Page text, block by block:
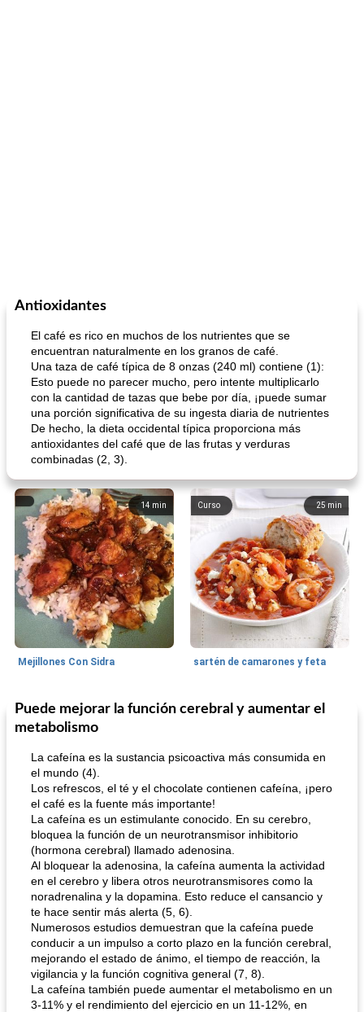
Antioxidantes
El café es rico en muchos de los nutrientes que se
encuentran naturalmente en los granos de café.
Una taza de café típica de 8 onzas (240 ml) contiene (1):
Esto puede no parecer mucho, pero intente multiplicarlo
con la cantidad de tazas que bebe por día, ¡puede sumar
una porción significativa de su ingesta diaria de nutrientes
De hecho, la dieta occidental típica proporciona más
antioxidantes del café que de las frutas y verduras
combinadas (2, 3).
14 min
Mejillones Con Sidra
25 min
Curso
sartén de camarones y feta
80min
Sopas, Guisos Y Chili
sopa de lentejas negras del chef john
25
Bollos
Puede mejorar la función cerebral y aumentar el
metabolismo
La cafeína es la sustancia psicoactiva más consumida en
el mundo (4).
Los refrescos, el té y el chocolate contienen cafeína, ¡pero
el café es la fuente más importante!
La cafeína es un estimulante conocido. En su cerebro,
bloquea la función de un neurotransmisor inhibitorio
(hormona cerebral) llamado adenosina.
Al bloquear la adenosina, la cafeína aumenta la actividad
en el cerebro y libera otros neurotransmisores como la
noradrenalina y la dopamina. Esto reduce el cansancio y
te hace sentir más alerta (5, 6).
Numerosos estudios demuestran que la cafeína puede
conducir a un impulso a corto plazo en la función cerebral,
mejorando el estado de ánimo, el tiempo de reacción, la
vigilancia y la función cognitiva general (7, 8).
La cafeína también puede aumentar el metabolismo en un
3-11% y el rendimiento del ejercicio en un 11-12%, en